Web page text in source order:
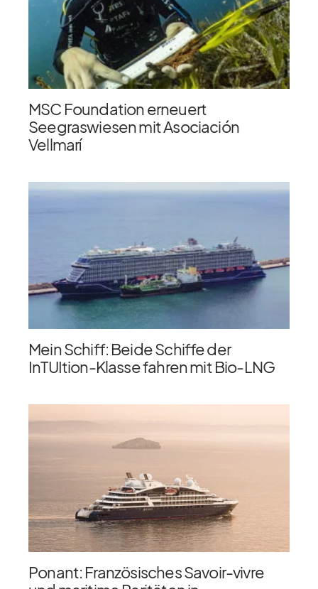
MSC Foundation erneuert
Seegraswiesen mit Asociación
Vellmarí
Mein Schiff: Beide Schiffe der
InTUItion-Klasse fahren mit Bio-LNG
Ponant: Französisches Savoir-vivre